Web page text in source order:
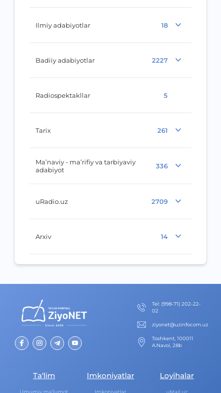
Ilmiy adabiyotlar 18
Badiiy adabiyotlar 2227
Radiospektakllar 5
Tarix 261
Ma’naviy - ma’rifiy va tarbiyaviy
adabiyot
336
uRadio.uz 2709
Arxiv 14
Теl: (998-71) 202-22-
02
ziyonet@uzinfocom.uz
Toshkent, 100011
A.Navoi, 28b
Ta‘lim
Umumiy ma‘lumot
Imkoniyatlar
Imkoniyatlar
Loyihalar
uMail.uz